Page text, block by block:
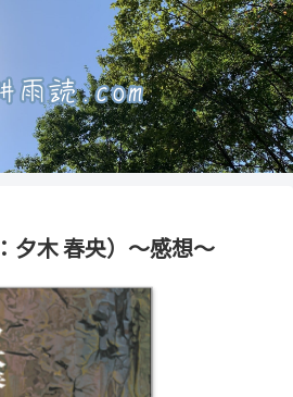
夕木 春央）～感想～